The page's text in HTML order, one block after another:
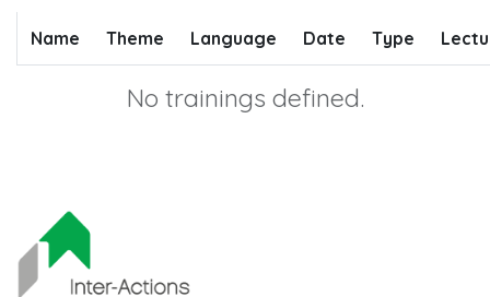
Name Theme Language Date Type
No trainings defined.